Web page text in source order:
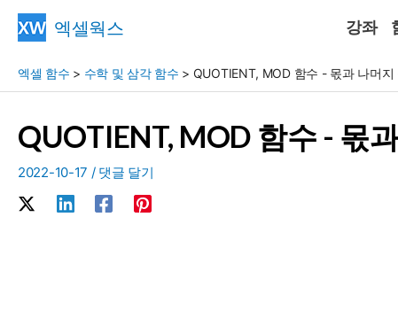
엑셀웍스 강좌
엑셀 함수 > 수학 및 삼각 함수 > QUOTIENT, MOD 함수 - 몫과 나머지
QUOTIENT, MOD 함수 - 몫
2022-10-17 / 댓글 달기